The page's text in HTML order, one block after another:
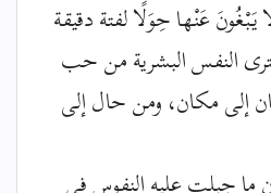
يَبْغُونَ عَنْها حِوَلًا لفتة دقيقة
النفس البشرية من حب
إلى مكان، ومن حال إلى
ما جبلت عليه النفوس في